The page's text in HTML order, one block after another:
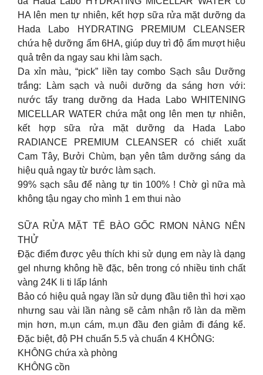
HA lên men tự nhiên, kết hợp sữa rửa mặt dưỡng da
Hada Labo HYDRATING PREMIUM CLEANSER
chứa hệ dưỡng ẩm 6HA, giúp duy trì độ ẩm mượt hiệu
quả trên da ngay sau khi làm sạch.
Da xỉn màu, “pick” liền tay combo Sạch sâu Dưỡng
trắng: Làm sạch và nuôi dưỡng da sáng hơn với:
nước tẩy trang dưỡng da Hada Labo WHITENING
MICELLAR WATER chứa mật ong lên men tự nhiên,
kết hợp sữa rửa mặt dưỡng da Hada Labo
RADIANCE PREMIUM CLEANSER có chiết xuất
Cam Tây, Bưởi Chùm, bạn yên tâm dưỡng sáng da
hiệu quả ngay từ bước làm sạch.
99% sạch sâu để nàng tự tin 100% ! Chờ gì nữa mà
không tậu ngay cho mình 1 em thui nào
SỮA RỬA MẶT TẾ BÀO GỐC RMON NÀNG NÊN
THỬ
Đặc điểm được yêu thích khi sử dụng em này là dạng
gel nhưng không hề đặc, bên trong có nhiều tinh chất
vàng 24K li ti lấp lánh
Bảo có hiệu quả ngay lần sử dụng đầu tiên thì hơi xạo
nhưng sau vài lần nàng sẽ cảm nhận rõ làn da mềm
mịn hơn, m.ụn cám, m.ụn đầu đen giảm đi đáng kể.
Đặc biệt, độ PH chuẩn 5.5 và chuẩn 4 KHÔNG:
KHÔNG chứa xà phòng
KHÔNG cồn